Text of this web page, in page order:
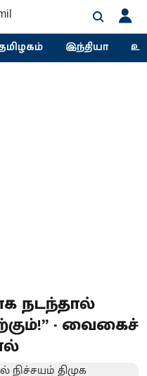
இந்தியா
நடந்தால்
- வைகைச்